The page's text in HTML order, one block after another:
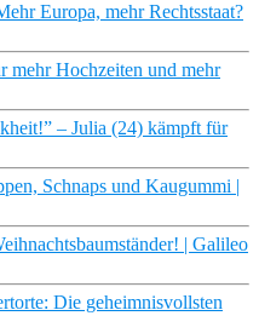
Europa, mehr Rechtsstaat?
mehr Hochzeiten und mehr
– Julia (24) kämpft für
Schnaps und Kaugummi |
| Galileo
Die geheimnisvollsten